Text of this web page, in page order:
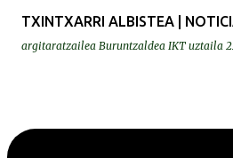
TXINTXARRI ALBISTEA |
argitaratzailea Buruntzaldea IKT uztaila